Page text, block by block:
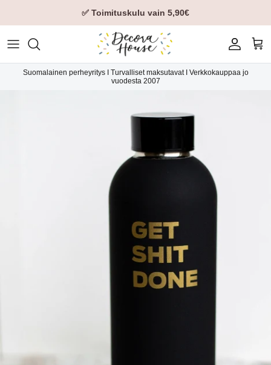
✅ Toimituskulu vain 5,90€
Tili
Suomalainen perheyritys I Turvalliset maksutavat I Verkkokauppaa jo
vuodesta 2007